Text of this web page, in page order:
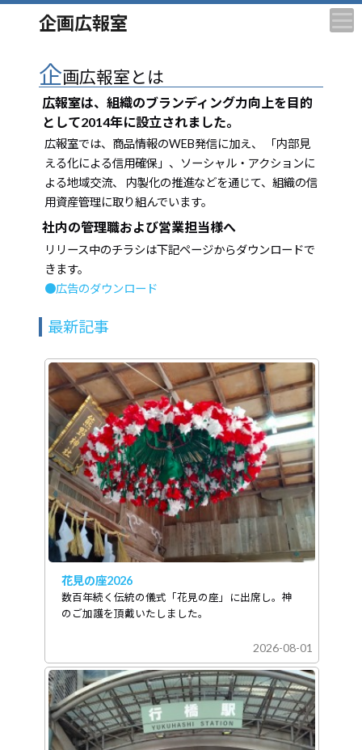
企画広報室
企画広報室とは
広報室は、組織のブランディング力向上を目的
として2014年に設立されました。
広報室では、商品情報のWEB発信に加え、 「内部見
える化による信用確保」、ソーシャル・アクションに
よる地域交流、 内製化の推進などを通じて、組織の信
用資産管理に取り組んでいます。
社内の管理職および営業担当様へ
リリース中のチラシは下記ページからダウンロードで
きます。
●広告のダウンロード
最新記事
花見の座2026
数百年続く伝統の儀式「花見の座」に出席し。神
のご加護を頂戴いたしました。
2026-08-01